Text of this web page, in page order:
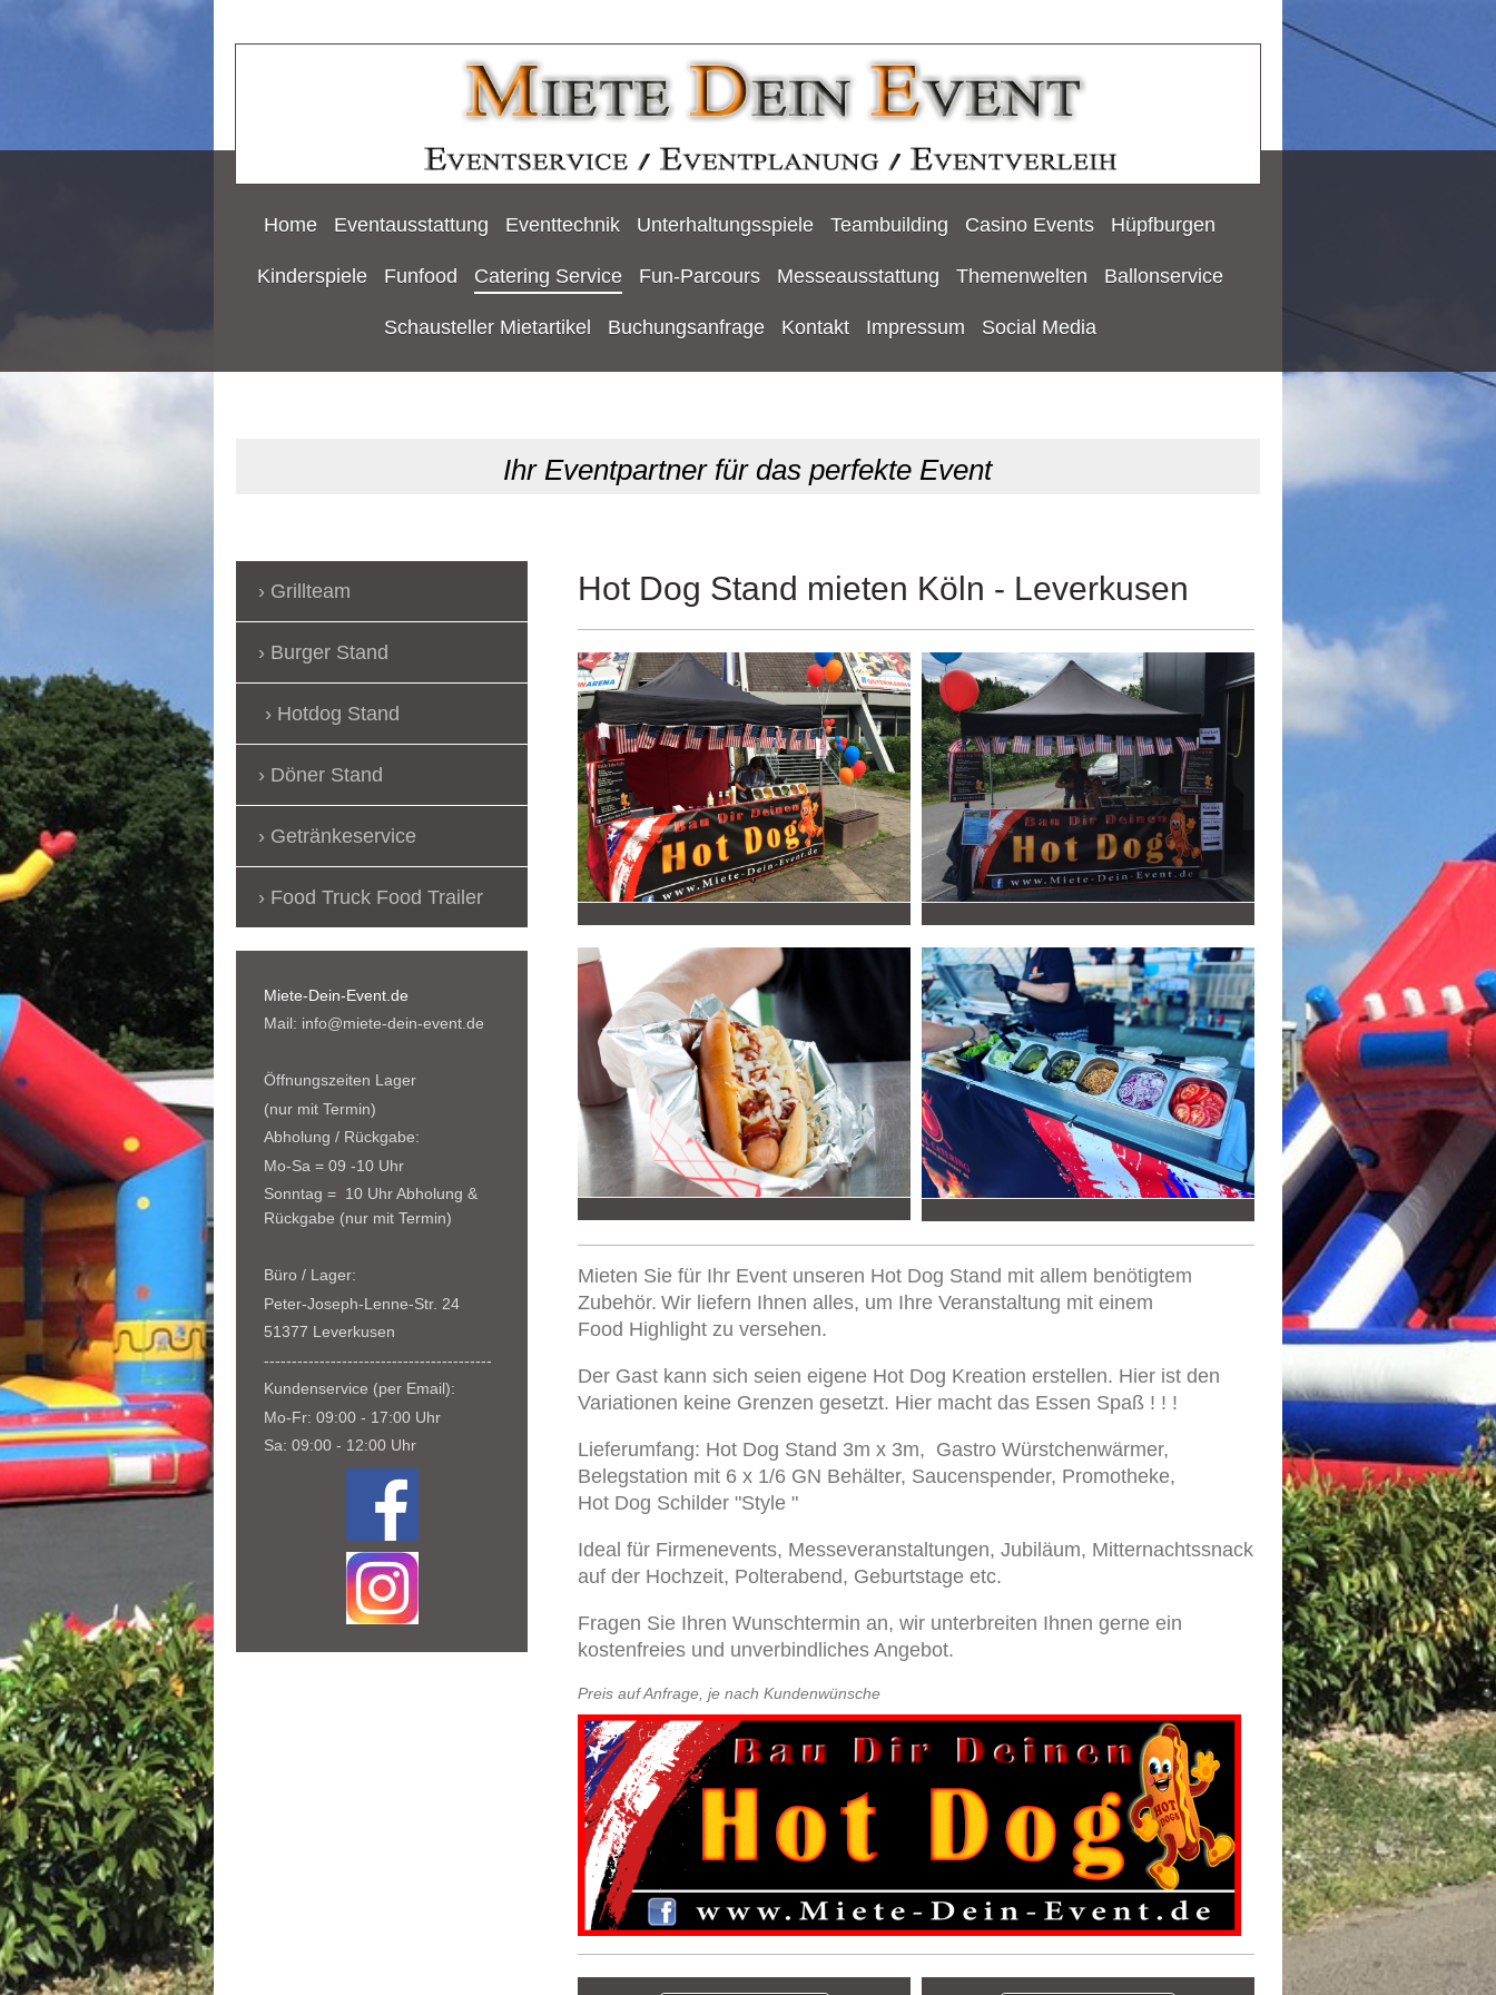
Home Eventausstattung Eventtechnik Unterhaltungsspiele Teambuilding Casino Events Hüpfburgen
Kinderspiele Funfood Catering Service Fun-Parcours Messeausstattung Themenwelten Ballonservice
Schausteller Mietartikel Buchungsanfrage Kontakt Impressum Social Media
Ihr Eventpartner für das perfekte Event
Hot Dog Stand mieten Köln - Leverkusen
Mieten Sie für Ihr Event unseren Hot Dog Stand mit allem benötigtem
Zubehör. Wir liefern Ihnen alles, um Ihre Veranstaltung mit einem
Food Highlight zu versehen.
Der Gast kann sich seien eigene Hot Dog Kreation erstellen. Hier ist den
Variationen keine Grenzen gesetzt. Hier macht das Essen Spaß ! ! !
Lieferumfang: Hot Dog Stand 3m x 3m, Gastro Würstchenwärmer,
Belegstation mit 6 x 1/6 GN Behälter, Saucenspender, Promotheke,
Hot Dog Schilder "Style "
Ideal für Firmenevents, Messeveranstaltungen, Jubiläum, Mitternachtssnack
auf der Hochzeit, Polterabend, Geburtstage etc.
Fragen Sie Ihren Wunschtermin an, wir unterbreiten Ihnen gerne ein
kostenfreies und unverbindliches Angebot.
Preis auf Anfrage, je nach Kundenwünsche
Grillteam
Burger Stand
Hotdog Stand
Döner Stand
Getränkeservice
Food Truck Food Trailer
Miete-Dein-Event.de
Mail: info@miete-dein-event.de
Öffnungszeiten Lager
(nur mit Termin)
Abholung / Rückgabe:
Mo-Sa = 09 -10 Uhr
Sonntag = 10 Uhr Abholung &
Rückgabe (nur mit Termin)
Büro / Lager:
Peter-Joseph-Lenne-Str. 24
51377 Leverkusen
-----------------------------------------
Kundenservice (per Email):
Mo-Fr: 09:00 - 17:00 Uhr
Sa: 09:00 - 12:00 Uhr